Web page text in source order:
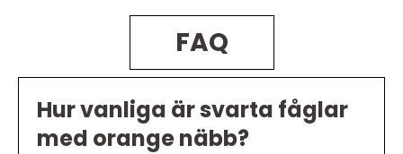
FAQ
Hur vanliga är svarta fåglar
med orange näbb?